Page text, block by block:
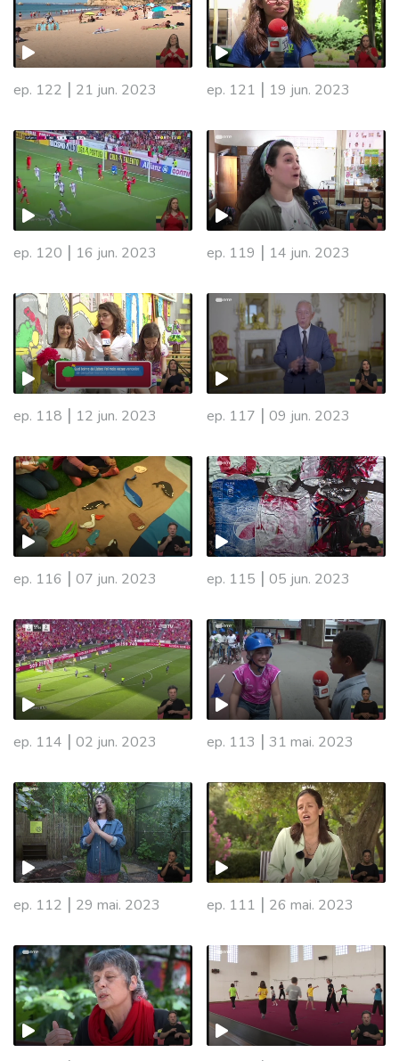
ep. 122 | 21 jun. 2023 ep. 121 | 19 jun. 2023
ep. 120 | 16 jun. 2023 ep. 119 | 14 jun. 2023
ep. 118 | 12 jun. 2023 ep. 117 | 09 jun. 2023
ep. 116 | 07 jun. 2023 ep. 115 | 05 jun. 2023
696480
ep. 114 | 02 jun. 2023 ep. 113 | 31 mai. 2023
ep. 112 | 29 mai. 2023 ep. 111 | 26 mai. 2023